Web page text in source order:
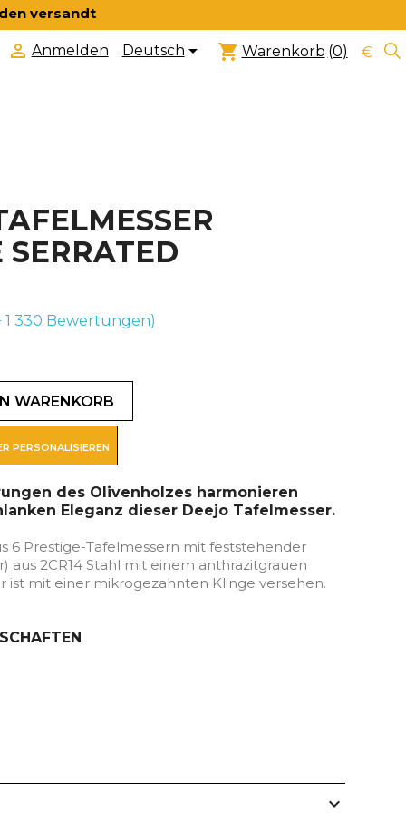
versandt
 Anmelden Deutsch shopping_cart Warenkorb (0) €
SERRATED
1 330 Bewertungen)
WARENKORB
PERSONALISIEREN
des Olivenholzes harmonieren
Eleganz dieser Deejo Tafelmesser.
6 Prestige-Tafelmessern mit feststehender
aus 2CR14 Stahl mit einem anthrazitgrauen
ist mit einer mikrogezahnten Klinge versehen.
expand_more